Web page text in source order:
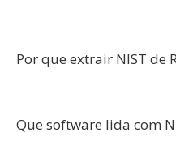
Por que extrair NIST de
Que software lida com